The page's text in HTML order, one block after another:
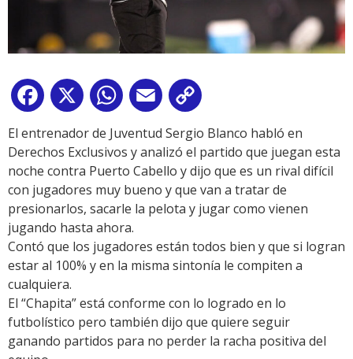
Facebook
X WhatsApp
Email
Link
El entrenador de Juventud Sergio Blanco habló en
Derechos Exclusivos y analizó el partido que juegan esta
noche contra Puerto Cabello y dijo que es un rival difícil
con jugadores muy bueno y que van a tratar de
presionarlos, sacarle la pelota y jugar como vienen
jugando hasta ahora.
Contó que los jugadores están todos bien y que si logran
estar al 100% y en la misma sintonía le compiten a
cualquiera.
El “Chapita” está conforme con lo logrado en lo
futbolístico pero también dijo que quiere seguir
ganando partidos para no perder la racha positiva del